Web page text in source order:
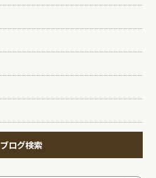
ブログ検索